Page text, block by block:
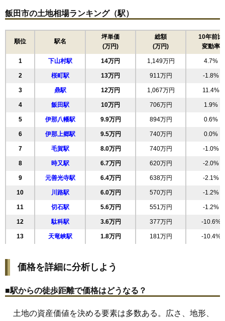
16 大門町 11万円 449万円 -7.9%
11万円 986万円 3.7%
11万円 1,099万円 9.0%
19 小伝馬町 11万円 517万円 -9.9%
20 丸山町 11万円 846万円 1.9%
21 上郷飯沼 11万円 947万円 4.4%
22 白山通り 11万円 802万円 0.3%
23 曙町 10万円 930万円 2.8%
24 上郷別府 10万円 765万円 3.7%
25 砂払町 9.8万円 761万円 -1.0%
26 愛宕町 9.2万円 886万円 2.3%
27 松尾 9.2万円 828万円 -0.1%
28 大通 9.2万円 257万円 -15.0%
29 松川町 9.1万円 1,037万円 -3.6%
30 正永町 8.0万円 655万円 0.5%
31 宮ノ上 7.8万円 880万円 0.2%
33 羽場 7.2万円
35 桐林 6.4万円 555万円 -3.1%
36 長野原 6.2万円 593万円 0.7%
飯田市の土地相場ランキング（駅）
順位 駅名
坪単価
(万円)
総額
(万円)
10年前比
変動率
1 下山村駅 14万円 1,149万円 4.7%
2 桜町駅 13万円 911万円 -1.8%
3 鼎駅 12万円 1,067万円 11.4%
4 飯田駅 10万円 706万円 1.9%
5 伊那八幡駅 9.9万円 894万円 0.6%
6 伊那上郷駅 9.5万円 740万円 0.0%
7 毛賀駅 8.0万円 740万円 -1.0%
8 時又駅 6.7万円 620万円 -2.0%
9 元善光寺駅 6.4万円 638万円 -2.1%
10 川路駅 6.0万円 570万円 -1.2%
11 切石駅 5.6万円 551万円 -1.2%
12 駄科駅 3.6万円 377万円 -10.6%
13 天竜峡駅 1.8万円 181万円 -10.4%
価格を詳細に分析しよう
■駅からの徒歩距離で価格はどうなる？
土地の資産価値を決める要素は多数ある。広さ、地形、